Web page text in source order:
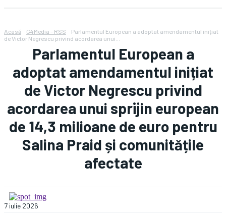
Acasă G4Media - RSS
Parlamentul European a adoptat amendamentul inițiat
de Victor Negrescu privind acordarea unui...
Parlamentul European a
adoptat amendamentul inițiat
de Victor Negrescu privind
acordarea unui sprijin european
de 14,3 milioane de euro pentru
Salina Praid și comunitățile
afectate
7 iulie 2026